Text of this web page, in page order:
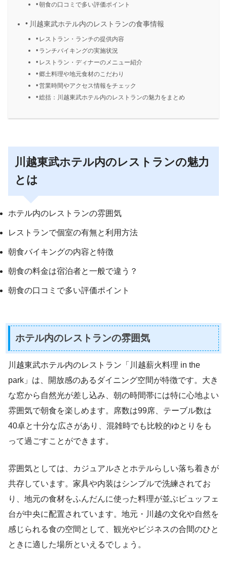
朝食の口コミで多い評価ポイント
川越東武ホテル内のレストランの食事情報
レストラン・ランチの提供内容
ランチバイキングの実施状況
レストラン・ディナーのメニュー紹介
郷土料理や地元食材のこだわり
営業時間やアクセス情報をチェック
総括：川越東武ホテル内のレストランの魅力をまとめ
川越東武ホテル内のレストランの魅力
とは
ホテル内のレストランの雰囲気
レストランで個室の有無と利用方法
朝食バイキングの内容と特徴
朝食の料金は宿泊者と一般で違う？
朝食の口コミで多い評価ポイント
ホテル内のレストランの雰囲気
川越東武ホテル内のレストラン「川越薪火料理 in the
park」は、開放感のあるダイニング空間が特徴です。大き
な窓から自然光が差し込み、朝の時間帯には特に心地よい
雰囲気で朝食を楽しめます。席数は99席、テーブル数は
40卓と十分な広さがあり、混雑時でも比較的ゆとりをも
って過ごすことができます。
雰囲気としては、カジュアルさとホテルらしい落ち着きが
共存しています。家具や内装はシンプルで洗練されてお
り、地元の食材をふんだんに使った料理が並ぶビュッフェ
台が中央に配置されています。地元・川越の文化や自然を
感じられる食の空間として、観光やビジネスの合間のひと
ときに適した場所といえるでしょう。